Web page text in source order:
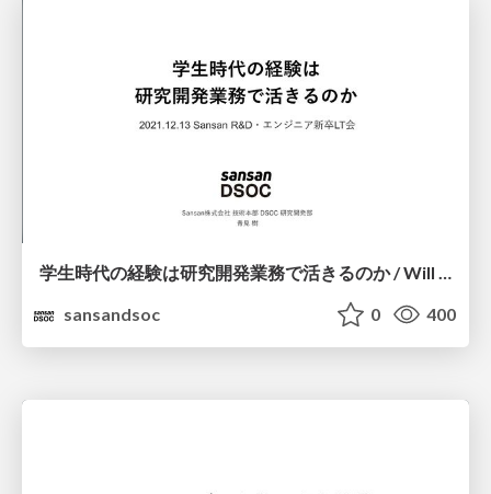
学⽣時代の経験は研究開発業務で活きるのか / Will experience as a student be useful in R&D work?
sansandsoc
0 400